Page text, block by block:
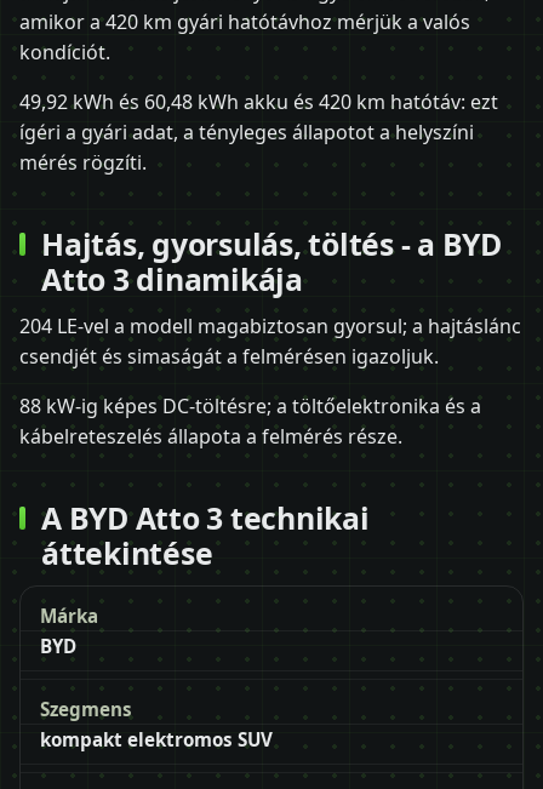
amikor a 420 km gyári hatótávhoz mérjük a valós
kondíciót.
49,92 kWh és 60,48 kWh akku és 420 km hatótáv: ezt
ígéri a gyári adat, a tényleges állapotot a helyszíni
mérés rögzíti.
Hajtás, gyorsulás, töltés - a BYD
Atto 3 dinamikája
204 LE-vel a modell magabiztosan gyorsul; a hajtáslánc
csendjét és simaságát a felmérésen igazoljuk.
88 kW-ig képes DC-töltésre; a töltőelektronika és a
kábelreteszelés állapota a felmérés része.
A BYD Atto 3 technikai
áttekintése
Márka
BYD
Szegmens
kompakt elektromos SUV